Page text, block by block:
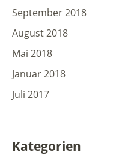
September 2018
August 2018
Mai 2018
Januar 2018
Juli 2017
Kategorien